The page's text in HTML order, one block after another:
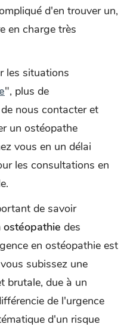
d'en trouver un,
en charge très
les situations
", plus de
nous contacter et
un ostéopathe
vous en un délai
les consultations en
de savoir
ostéopathie des
en ostéopathie est
subissez une
brutale, due à un
de l'urgence
d'un risque